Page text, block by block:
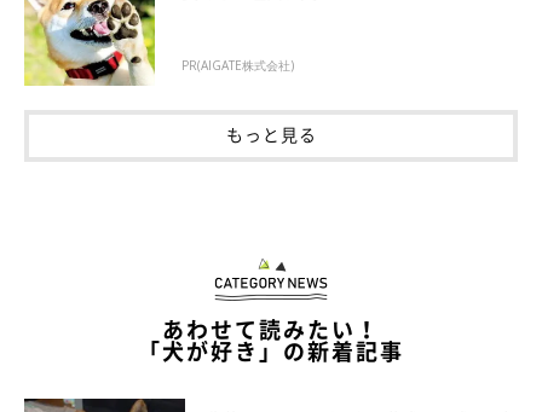
PR(AIGATE株式会社)
もっと見る
あわせて読みたい！
「犬が好き」の新着記事